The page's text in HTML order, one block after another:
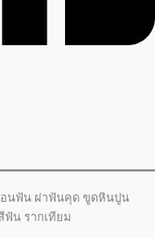
อนฟัน ผ่าฟันคุด ขูดหินปูน
ฟัน รากเทียม